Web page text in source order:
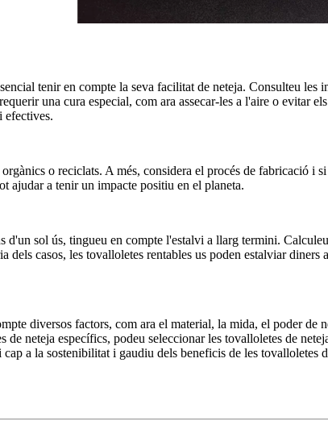
tenir en compte la seva facilitat de neteja. Consulteu les
una cura especial, com ara assecar-les a l'aire o evitar
efectives.
o reciclats. A més, considera el procés de fabricació i
ajudar a tenir un impacte positiu en el planeta.
sol ús, tingueu en compte l'estalvi a llarg termini.
casos, les tovalloletes rentables us poden estalviar diners
diversos factors, com ara el material, la mida, el poder de
neteja específics, podeu seleccionar les tovalloletes de
a la sostenibilitat i gaudiu dels beneficis de les tovalloletes